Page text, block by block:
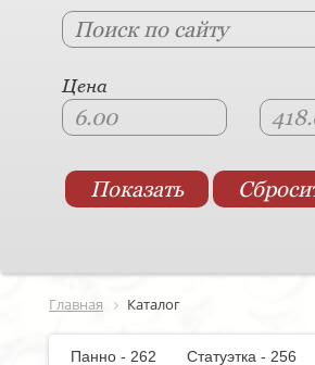
Цена
Главная Каталог
Панно - 262 Статуэтка - 256